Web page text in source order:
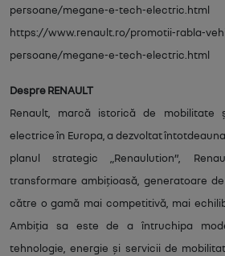
persoane/megane-e-tech-
https://www.renault.ro/promotii-rabla-
persoane/megane-e-tech-electric.html
Despre RENAULT
Renault, marcă istorică de mobilitate
electrice în Europa, a dezvoltat
planul strategic „Renaulution”,
transformare ambițioasă, generatoare
către o gamă mai competitivă, mai
Ambiția sa este de a întruchipa
tehnologie, energie și servicii de